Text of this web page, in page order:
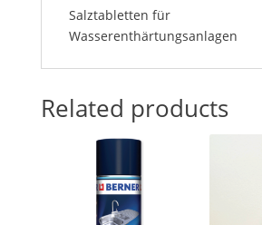
Salztabletten für
Wasserenthärtungsanlagen
Related products